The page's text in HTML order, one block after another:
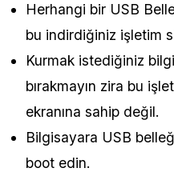
Herhangi bir USB
bu indirdiğiniz işletim
Kurmak istediğiniz
bırakmayın zira bu
ekranına sahip değil.
Bilgisayara USB
boot edin.